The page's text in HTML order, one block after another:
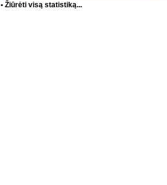
• Žiūrėti visą statistiką...